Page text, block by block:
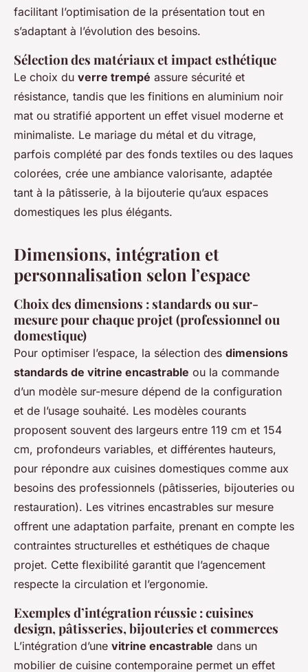
facilitant l’optimisation de la présentation tout en
s’adaptant à l’évolution des besoins.
Sélection des matériaux et impact esthétique
Le choix du verre trempé assure sécurité et
résistance, tandis que les finitions en aluminium noir
mat ou stratifié apportent un effet visuel moderne et
minimaliste. Le mariage du métal et du vitrage,
parfois complété par des fonds textiles ou des laques
colorées, crée une ambiance valorisante, adaptée
tant à la pâtisserie, à la bijouterie qu’aux espaces
domestiques les plus élégants.
Dimensions, intégration et
personnalisation selon l’espace
Choix des dimensions : standards ou sur-
mesure pour chaque projet (professionnel ou
domestique)
Pour optimiser l’espace, la sélection des dimensions
standards de vitrine encastrable ou la commande
d’un modèle sur-mesure dépend de la configuration
et de l’usage souhaité. Les modèles courants
proposent souvent des largeurs entre 119 cm et 154
cm, profondeurs variables, et différentes hauteurs,
pour répondre aux cuisines domestiques comme aux
besoins des professionnels (pâtisseries, bijouteries ou
restauration). Les vitrines encastrables sur mesure
offrent une adaptation parfaite, prenant en compte les
contraintes structurelles et esthétiques de chaque
projet. Cette flexibilité garantit que l’agencement
respecte la circulation et l’ergonomie.
Exemples d’intégration réussie : cuisines
design, pâtisseries, bijouteries et commerces
L’intégration d’une vitrine encastrable dans un
mobilier de cuisine contemporaine permet un effet